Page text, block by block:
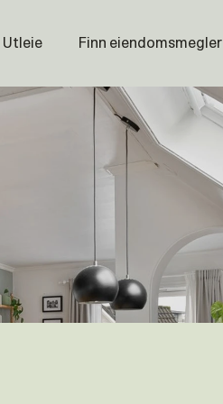
Utleie Finn eiendomsmegler